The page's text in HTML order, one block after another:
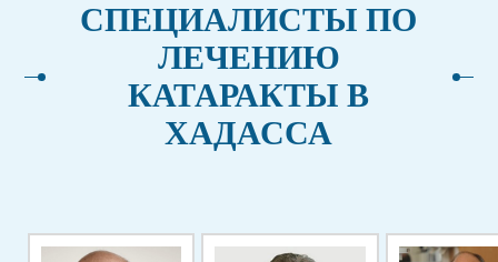
СПЕЦИАЛИСТЫ ПО
ЛЕЧЕНИЮ
КАТАРАКТЫ В
ХАДАССА